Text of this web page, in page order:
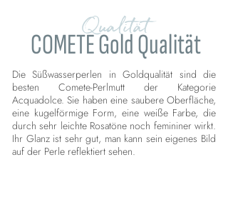
Qualität
COMETE Gold Qualität
Die Süßwasserperlen in Goldqualität sind die
besten Comete-Perlmutt der Kategorie
Acquadolce. Sie haben eine saubere Oberfläche,
eine kugelförmige Form, eine weiße Farbe, die
durch sehr leichte Rosatöne noch femininer wirkt.
Ihr Glanz ist sehr gut, man kann sein eigenes Bild
auf der Perle reflektiert sehen.